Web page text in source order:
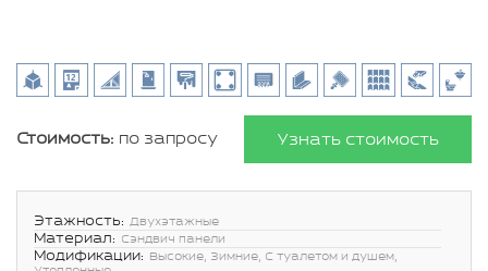
Стоимость: по запросу Узнать стоимость
Этажность: Двухэтажные
Материал: Сэндвич панели
Модификации: Высокие, Зимние, С туалетом и душем,